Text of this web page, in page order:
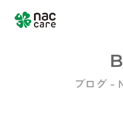
Homeブログ -